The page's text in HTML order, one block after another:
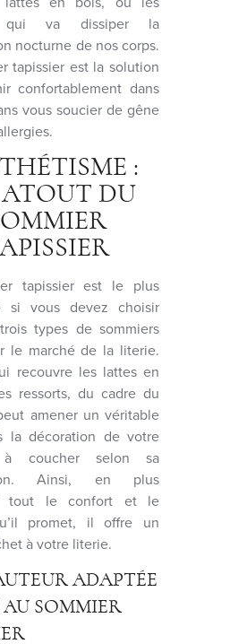
qui va dissiper la
nocturne de nos corps.
tapissier est la solution
confortablement dans
vous soucier de gêne
:
DU
tapissier est le plus
si vous devez choisir
types de sommiers
le marché de la literie.
recouvre les lattes en
ressorts, du cadre du
amener un véritable
la décoration de votre
à coucher selon sa
Ainsi, en plus
tout le confort et le
promet, il offre un
à votre literie.
ADAPTÉE
SOMMIER